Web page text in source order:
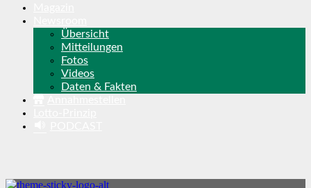
Übersicht
Mitteilungen
Fotos
Videos
Daten & Fakten